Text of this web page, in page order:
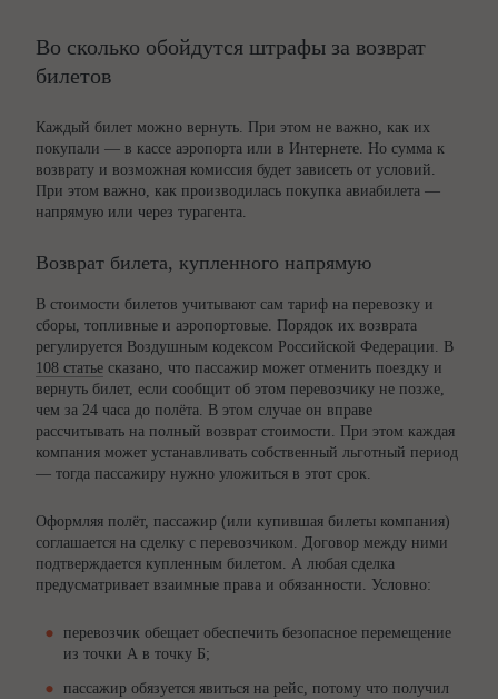
Во сколько обойдутся штрафы за возврат
билетов
Каждый билет можно вернуть. При этом не важно, как их
покупали — в кассе аэропорта или в Интернете. Но сумма к
возврату и возможная комиссия будет зависеть от условий.
При этом важно, как производилась покупка авиабилета —
напрямую или через турагента.
Возврат билета, купленного напрямую
В стоимости билетов учитывают сам тариф на перевозку и
сборы, топливные и аэропортовые. Порядок их возврата
регулируется Воздушным кодексом Российской Федерации. В
108 статье сказано, что пассажир может отменить поездку и
вернуть билет, если сообщит об этом перевозчику не позже,
чем за 24 часа до полёта. В этом случае он вправе
рассчитывать на полный возврат стоимости. При этом каждая
компания может устанавливать собственный льготный период
— тогда пассажиру нужно уложиться в этот срок.
Оформляя полёт, пассажир (или купившая билеты компания)
соглашается на сделку с перевозчиком. Договор между ними
подтверждается купленным билетом. А любая сделка
предусматривает взаимные права и обязанности. Условно:
перевозчик обещает обеспечить безопасное перемещение
из точки А в точку Б;
пассажир обязуется явиться на рейс, потому что получил